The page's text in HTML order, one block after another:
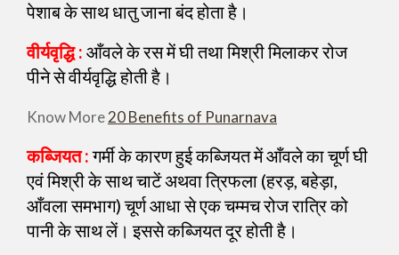
पेशाब के साथ धातु जाना बंद होता है।
वीर्यवृद्धि : आँवले के रस में घी तथा मिश्री मिलाकर रोज
पीने से वीर्यवृद्धि होती है।
Know More20 Benefits of Punarnava
कब्जियत : गर्मी के कारण हुई कब्जियत में आँवले का चूर्ण घी
एवं मिश्री के साथ चाटें अथवा त्रिफला (हरड़, बहेड़ा,
आँवला समभाग) चूर्ण आधा से एक चम्मच रोज रात्रि को
पानी के साथ लें। इससे कब्जियत दूर होती है।